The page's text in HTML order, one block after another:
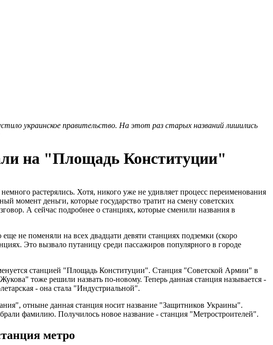
украинское правительство. На этот раз старых названий лишились
на "Площадь Конституции"
растерялись. Хотя, никого уже не удивляет процесс переименования
момент деньги, которые государство тратит на смену советских
А сейчас подробнее о станциях, которые сменили названия в
не поменяли на всех двадцати девяти станциях подземки (скоро
Это вызвало путаницу среди пассажиров популярного в городе
станцией "Площадь Конституции". Станция "Советской Армии" в
тоже решили назвать по-новому. Теперь данная станция называется -
- она стала "Индустриальной".
отныне данная станция носит название "Защитников Украины".
фамилию. Получилось новое название - станция "Метростроителей".
метро